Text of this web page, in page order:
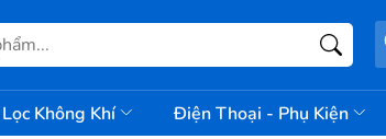
Không Khí Điện Thoại - Phụ Kiện